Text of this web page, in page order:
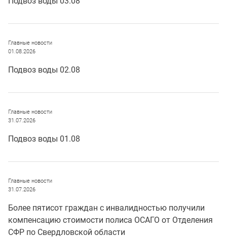
Главные новости
01.08.2026
Подвоз воды 02.08
Главные новости
31.07.2026
Подвоз воды 01.08
Главные новости
31.07.2026
Более пятисот граждан с инвалидностью получили
компенсацию стоимости полиса ОСАГО от Отделения
СФР по Свердловской области